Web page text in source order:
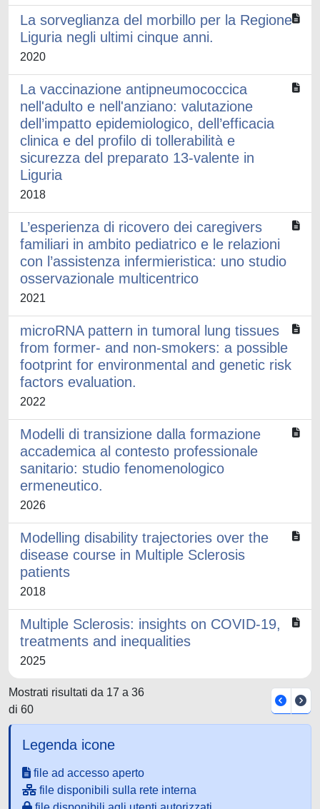
La sorveglianza del morbillo per la Regione
Liguria negli ultimi cinque anni.
2020
La vaccinazione antipneumococcica
nell'adulto e nell'anziano: valutazione
dell’impatto epidemiologico, dell’efficacia
clinica e del profilo di tollerabilità e
sicurezza del preparato 13-valente in
Liguria
2018
L’esperienza di ricovero dei caregivers
familiari in ambito pediatrico e le relazioni
con l’assistenza infermieristica: uno studio
osservazionale multicentrico
2021
microRNA pattern in tumoral lung tissues
from former- and non-smokers: a possible
footprint for environmental and genetic risk
factors evaluation.
2022
Modelli di transizione dalla formazione
accademica al contesto professionale
sanitario: studio fenomenologico
ermeneutico.
2026
Modelling disability trajectories over the
disease course in Multiple Sclerosis
patients
2018
Multiple Sclerosis: insights on COVID-19,
treatments and inequalities
2025
Mostrati risultati da 17 a 36
di 60
Legenda icone
file ad accesso aperto
file disponibili sulla rete interna